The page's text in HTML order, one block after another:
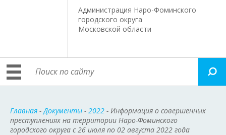
Администрация Наро-Фоминского
городского округа
Московской области
Главная -Документы - 2022 - Информация о совершенных
преступлениях на территории Наро-Фоминского
городского округа с 26 июля по 02 августа 2022 года